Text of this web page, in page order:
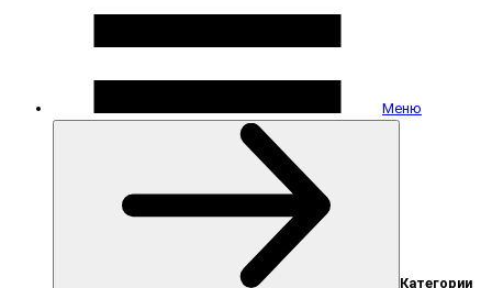
Меню
Категории